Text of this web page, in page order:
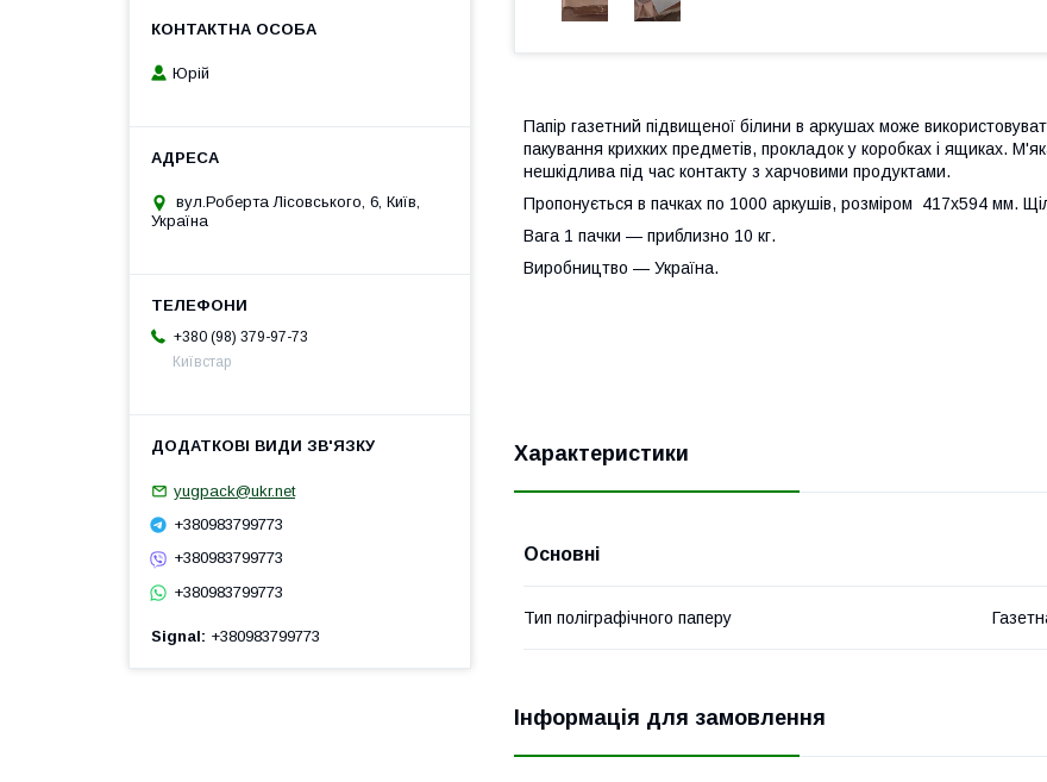
Папір газетний підвищеної білини в аркушах може
пакування крихких предметів, прокладок у коробках і ящиках.
нешкідлива під час контакту з харчовими продуктами.
Пропонується в пачках по 1000 аркушів, розміром 417х594 мм.
Вага 1 пачки — приблизно 10 кг.
Виробництво — Україна.
Характеристики
Основні
Тип поліграфічного паперу
Інформація для замовлення
Юрій
вул.Роберта Лісовського, 6, Київ,
Україна
+380 (98) 379-97-73
Київстар
yugpack@ukr.net
+380983799773
+380983799773
+380983799773
Signal +380983799773